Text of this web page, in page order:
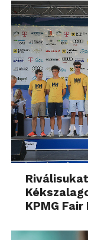
KPMG